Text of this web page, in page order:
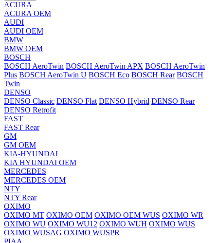
ACURA
ACURA OEM
AUDI
AUDI OEM
BMW
BMW OEM
BOSCH
BOSCH AeroTwin BOSCH AeroTwin APX BOSCH AeroTwin
Plus BOSCH AeroTwin U BOSCH Eco BOSCH Rear BOSCH
Twin
DENSO
DENSO Classic DENSO Flat DENSO Hybrid DENSO Rear
DENSO Retrofit
FAST
FAST Rear
GM
GM OEM
KIA-HYUNDAI
KIA HYUNDAI OEM
MERCEDES
MERCEDES OEM
NTY
NTY Rear
OXIMO
OXIMO MT OXIMO OEM OXIMO OEM WUS OXIMO WR
OXIMO WU OXIMO WU12 OXIMO WUH OXIMO WUS
OXIMO WUSAG OXIMO WUSPR